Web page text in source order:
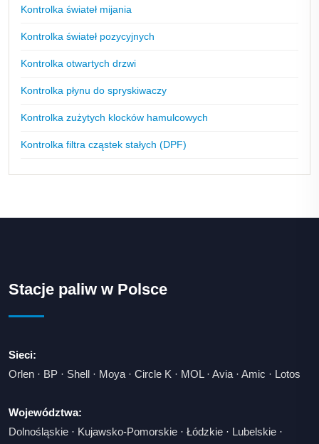
Kontrolka świateł mijania
Kontrolka świateł pozycyjnych
Kontrolka otwartych drzwi
Kontrolka płynu do spryskiwaczy
Kontrolka zużytych klocków hamulcowych
Kontrolka filtra cząstek stałych (DPF)
Stacje paliw w Polsce
Sieci:
Orlen · BP · Shell · Moya · Circle K · MOL· Avia · Amic · Lotos
Województwa:
Dolnośląskie · Kujawsko-Pomorskie · Łódzkie · Lubelskie ·